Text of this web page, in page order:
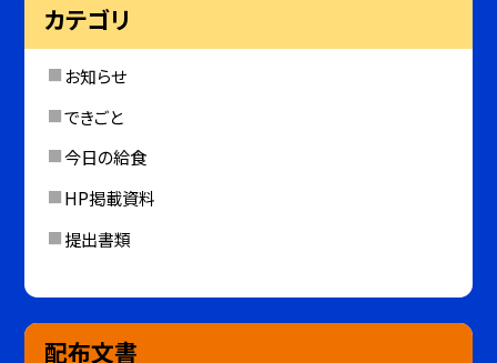
カテゴリ
お知らせ
できごと
今日の給食
HP掲載資料
提出書類
配布文書